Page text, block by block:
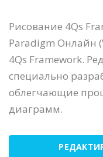
Рисование 4Qs
Paradigm Онлайн
4Qs Framework.
специально
облегчающие
диаграмм.